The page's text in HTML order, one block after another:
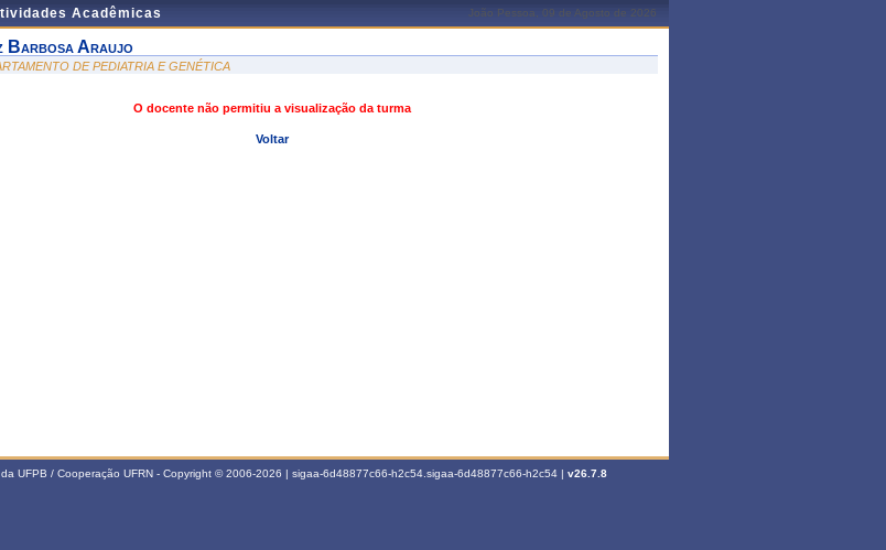
Acadêmicas João Pessoa, 09 de Agosto de 2026
Barbosa Araujo
DE PEDIATRIA E GENÉTICA
O docente não permitiu a visualização da turma
Voltar
UFPB / Cooperação UFRN - Copyright © 2006-2026 | sigaa-6d48877c66-h2c54.sigaa-6d48877c66-h2c54 | v26.7.8